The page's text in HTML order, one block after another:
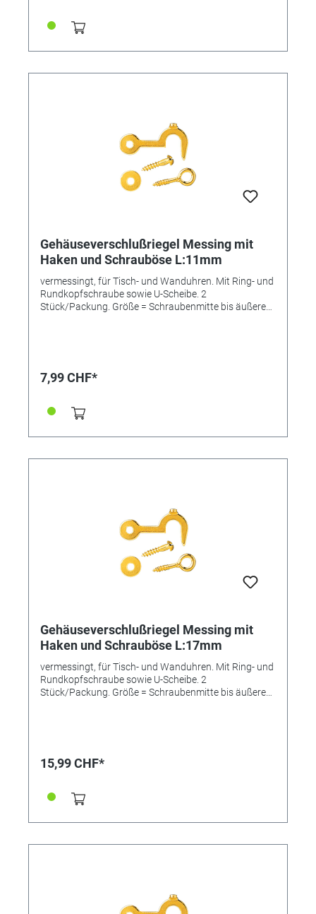
Gehäuseverschlußriegel Messing mit
Haken und Schrauböse L:11mm
vermessingt, für Tisch- und Wanduhren. Mit Ring- und
Rundkopfschraube sowie U-Scheibe. 2
Stück/Packung. Größe = Schraubenmitte bis äußere
7,99 CHF*
Gehäuseverschlußriegel Messing mit
Haken und Schrauböse L:17mm
vermessingt, für Tisch- und Wanduhren. Mit Ring- und
Rundkopfschraube sowie U-Scheibe. 2
Stück/Packung. Größe = Schraubenmitte bis äußere
15,99 CHF*